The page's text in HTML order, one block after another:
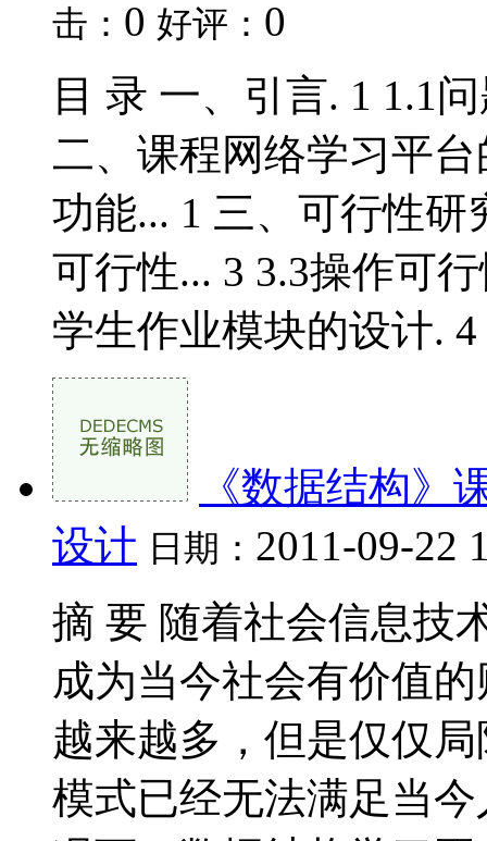
击： 0 好评： 0
目 录 一、引言. 1 1.1
二、课程网络学习平
功能... 1 三、可行性研
可行性... 3 3.3操作可
学生作业模块的设计. 4
《数据结构》
设计 日期： 2011-09-22
摘 要 随着社会信息技
成为当今社会有价值
越来越多，但是仅仅
模式已经无法满足当